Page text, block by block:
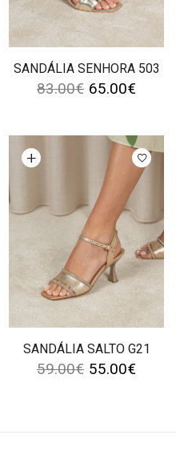
SANDÁLIA SENHORA 503
83.00€ 65.00€
SANDÁLIA SALTO G21
Ver opções
59.00€ 55.00€